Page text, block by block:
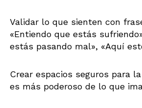
Validar lo que sienten con
«Entiendo que estás
estás pasando mal», «Aquí
Crear espacios seguros para
es más poderoso de lo que